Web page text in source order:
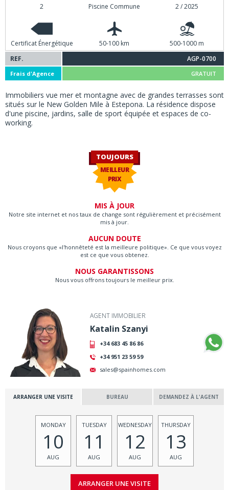
2 Piscine Commune 2 / 2025
Certificat Énergétique 50-100 km
500-1000 m
REF.
AGP-0700
Frais d'Agence GRATUIT
Immobiliers vue mer et montagne avec de grandes terrasses sont
situés sur le New Golden Mile à Estepona. La résidence dispose
d'une piscine, jardins, salle de sport équipée et espaces de co-
working.
TOUJOURS
MEILLEUR
PRIX
MIS À JOUR
Notre site internet et nos taux de change sont régulièrement et précisément
mis à jour.
AUCUN DOUTE
Nous croyons que «l'honnêteté est la meilleure politique». Ce que vous voyez
est ce que vous obtenez.
NOUS GARANTISSONS
Nous vous offrons toujours le meilleur prix.
AGENT IMMOBILIER
Katalin Szanyi
+34 683 45 86 86
+34 951 23 59 59
sales@spainhomes.com
ARRANGER UNE VISITE BUREAU DEMANDEZ À L'AGENT
MONDAY
10
AUG
TUESDAY
11
AUG
WEDNESDAY
12
AUG
THURSDAY
13
AUG